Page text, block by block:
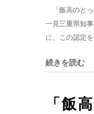
「飯高のとっ
一見三重県知
に、この認定を
続きを読む
「飯